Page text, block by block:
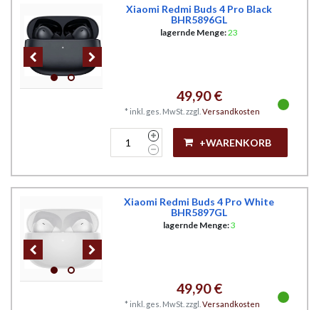
Xiaomi Redmi Buds 4 Pro Black
BHR5896GL
lagernde Menge:23
49,90 €
* inkl. ges. MwSt. zzgl. Versandkosten
+WARENKORB
Xiaomi Redmi Buds 4 Pro White
BHR5897GL
lagernde Menge:3
49,90 €
* inkl. ges. MwSt. zzgl. Versandkosten